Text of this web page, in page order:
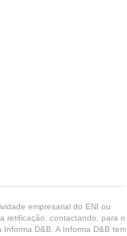
empresarial do ENI ou
retificação, contactando, para o
D&B. A Informa D&B tem